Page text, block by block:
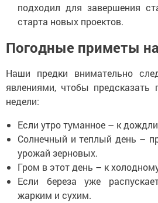
подходил для завершения
старта новых проектов.
Погодные приметы
Наши предки внимательно
явлениями, чтобы
недели:
Если утро туманное – к
Солнечный и теплый день –
урожай зерновых.
Гром в этот день – к
Если береза уже
жарким и сухим.